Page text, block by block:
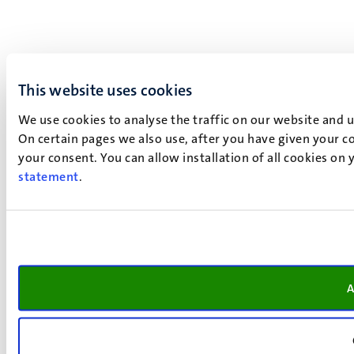
This website uses cookies
We use cookies to analyse the traffic on our website
On certain pages we also use, after you have given your
your consent. You can allow installation of all cookies
statement.